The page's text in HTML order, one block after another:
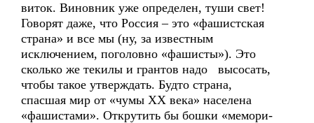
виток. Виновник уже определен, туши свет!
Говорят даже, что Россия – это «фашистская
страна» и все мы (ну, за известным
исключением, поголовно «фашисты»). Это
сколько же текилы и грантов надо высосать,
чтобы такое утверждать. Будто страна,
спасшая мир от «чумы ХХ века» населена
«фашистами». Открутить бы бошки «мемори-